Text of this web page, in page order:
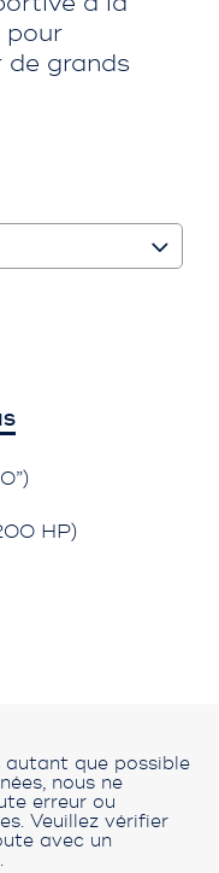
pour
de grands
HP)
autant que possible
nous ne
erreur ou
Veuillez vérifier
avec un